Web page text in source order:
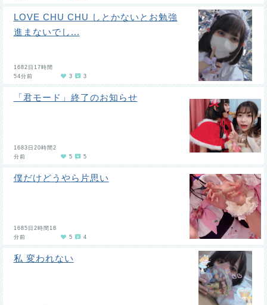
LOVE CHU CHU しとかないとお勉強
進まないでし...
1682日17時間
54分前
3 3
「君モード」終了のお知らせ
1683日20時間2
分前
5 5
僕だけどうやら片思い
1685日2時間18
分前
5 4
私 変われない